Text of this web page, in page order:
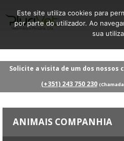
Solicite a visita de um dos nossos
(+351) 243 750 230
ANIMAIS COMPANHIA
Este site utiliza cookies para
por parte do utilizador. Ao
sua